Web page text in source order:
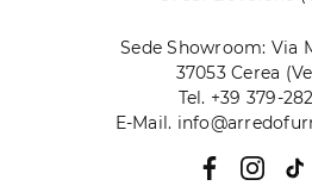
Sede Showroom: Via
37053 Cerea
Tel. +39 379-
E-Mail.